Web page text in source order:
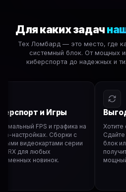
Для каких задач
Тех Ломбард — это место, где
системный блок. От мощных
киберспорта до надежных и
и Игры
FPS и графика на
настройках. Сборки с
видеокартами серии
RX для любых
новинок.
Хотите
Сдайте
блок